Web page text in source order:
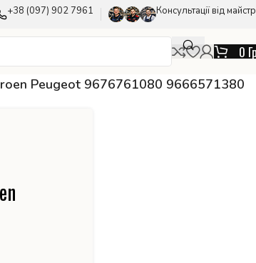
+38 (097) 902 7961 Консультації від
0
Peugeot 9676761080 9666571380